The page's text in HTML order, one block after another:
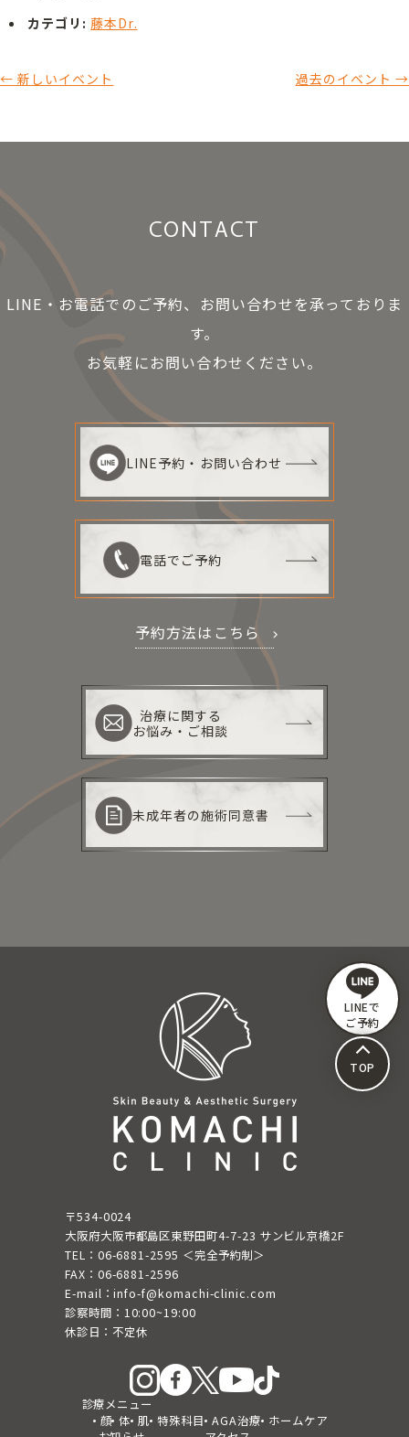
カテゴリ: 藤本Dr.
過去のイベント →
← 新しいイベント
CONTACT
LINE・お電話でのご予約、お問い合わせを承っておりま
す。
お気軽にお問い合わせください。
LINE予約・お問い合わせ
電話でご予約
予約方法はこちら
治療に関する
お悩み・ご相談
未成年者の施術同意書
〒534-0024
大阪府大阪市都島区東野田町4-7-23 サンビル京橋2F
TEL：06-6881-2595 ＜完全予約制＞
FAX：06-6881-2596
E-mail：info-f@komachi-clinic.com
診察時間：10:00~19:00
休診日：不定休
診療メニュー
顔 体 肌 特殊科目 AGA治療 ホームケア
LINEで
ご予約
TOP